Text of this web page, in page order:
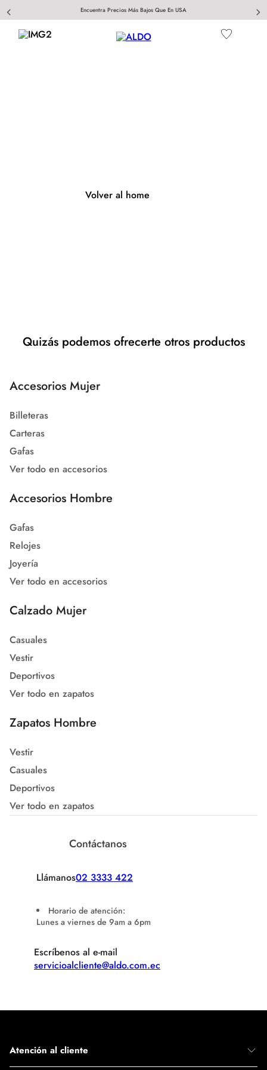
Encuentra Precios Más Bajos Que En USA
Volver al home
Quizás podemos ofrecerte otros productos
Accesorios Mujer
Billeteras
Carteras
Gafas
Ver todo en accesorios
Accesorios Hombre
Gafas
Relojes
Joyería
Ver todo en accesorios
Calzado Mujer
Casuales
Vestir
Deportivos
Ver todo en zapatos
Zapatos Hombre
Vestir
Casuales
Deportivos
Ver todo en zapatos
Contáctanos
Llámanos02 3333 422
Horario de atención:
Lunes a viernes de 9am a 6pm
Escríbenos al e-mail
servicioalcliente@aldo.com.ec
Atención al cliente